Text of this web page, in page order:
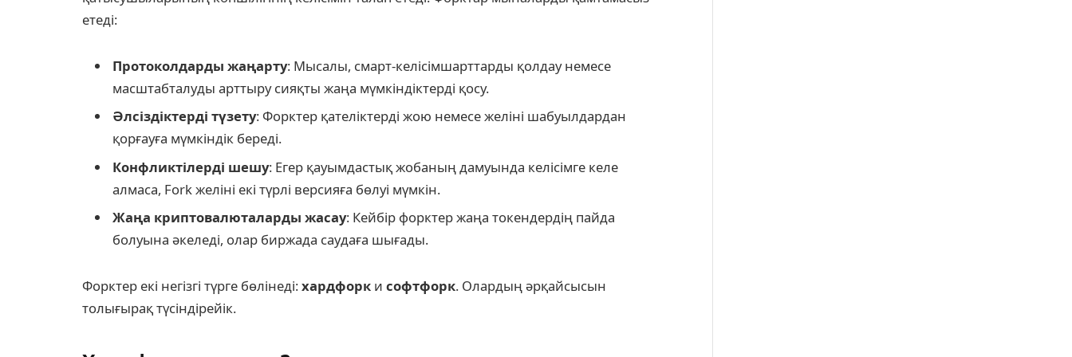
етеді:
Протоколдарды жаңарту: Мысалы, смарт-келісімшарттарды қолдау немесе
масштабталуды арттыру сияқты жаңа мүмкіндіктерді қосу.
Әлсіздіктерді түзету: Форктер қателіктерді жою немесе желіні шабуылдардан
қорғауға мүмкіндік береді.
Конфликтілерді шешу: Егер қауымдастық жобаның дамуында келісімге келе
алмаса, Fork желіні екі түрлі версияға бөлуі мүмкін.
Жаңа криптовалюталарды жасау: Кейбір форктер жаңа токендердің пайда
болуына әкеледі, олар биржада саудаға шығады.
Форктер екі негізгі түрге бөлінеді:хардфорк и софтфорк. Олардың әрқайсысын
толығырақ түсіндірейік.